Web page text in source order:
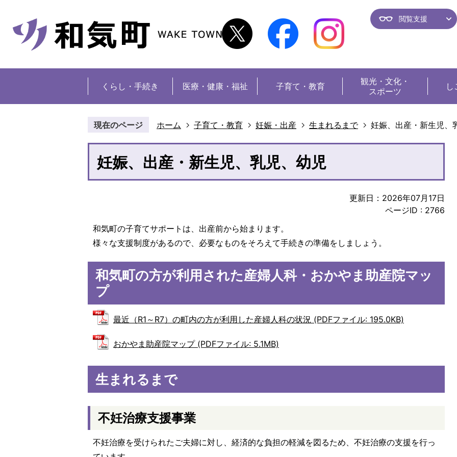
閲覧支援
くらし・手続き 医療・健康・福祉 子育て・教育 観光・文化・
スポーツ
し
現在のページ ホーム 子育て・教育 妊娠・出産 生まれるまで 妊娠、出産・新生児、
妊娠、出産・新生児、乳児、幼児
更新日：2026年07月17日
ページID : 2766
和気町の子育てサポートは、出産前から始まります。
様々な支援制度があるので、必要なものをそろえて手続きの準備をしましょう。
和気町の方が利用された産婦人科・おかやま助産院マッ
プ
最近（R1～R7）の町内の方が利用した産婦人科の状況 (PDFファイル: 195.0KB)
おかやま助産院マップ (PDFファイル: 5.1MB)
生まれるまで
不妊治療支援事業
不妊治療を受けられたご夫婦に対し、経済的な負担の軽減を図るため、不妊治療の支援を行っ